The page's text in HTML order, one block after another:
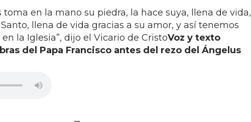
toma en la mano su piedra, la hace suya, llena de vida,
llena de vida gracias a su amor, y así tenemos
la Iglesia”, dijo el Vicario de CristoVoz y texto
del Papa Francisco antes del rezo del Ángelus